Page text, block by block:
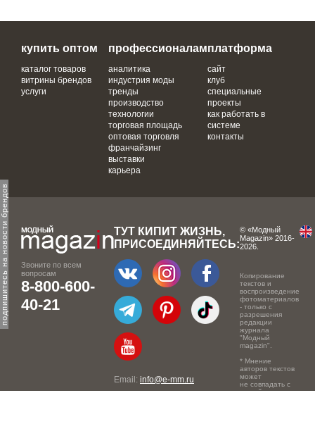
подпишитесь на новости брендов
купить оптом
каталог товаров
витрины брендов
услуги
профессионалам
аналитика
индустрия моды
тренды
производство
технологии
торговая площадь
оптовая торговля
франчайзинг
выставки
карьера
платформа
сайт
клуб
специальные
проекты
как работать в
системе
контакты
Звоните по всем
вопросам
8-800-600-
40-21
ТУТ КИПИТ ЖИЗНЬ,
ПРИСОЕДИНЯЙТЕСЬ:
Email: info@e-mm.ru
© «Модный
Magazin» 2016-
2026.
Копирование
текстов и
воспроизведение
фотоматериалов
- только с
разрешения
редакции
журнала
"Модный
magazin".
* Мнение
авторов текстов
может
не совпадать с
точкой зрения